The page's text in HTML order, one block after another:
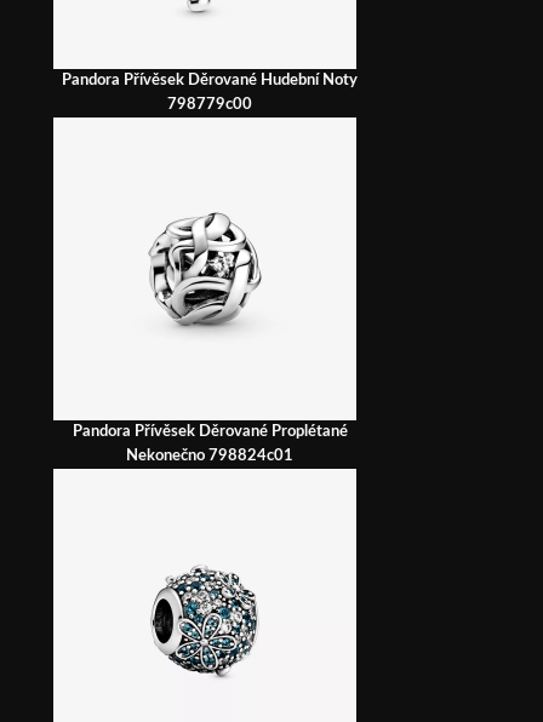
Pandora Přívěsek Děrované Hudební Noty
798779c00
Pandora Přívěsek Děrované Proplétané
Nekonečno 798824c01